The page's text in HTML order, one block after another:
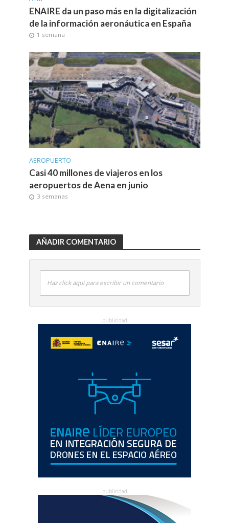
ENAIRE da un paso más en la digitalización
de la información aeronáutica en España
1 semana
AEROPUERTO
Casi 40 millones de viajeros en los
aeropuertos de Aena en junio
3 semanas
AÑADIR COMENTARIO
Haz click aquí para escribir un comentario